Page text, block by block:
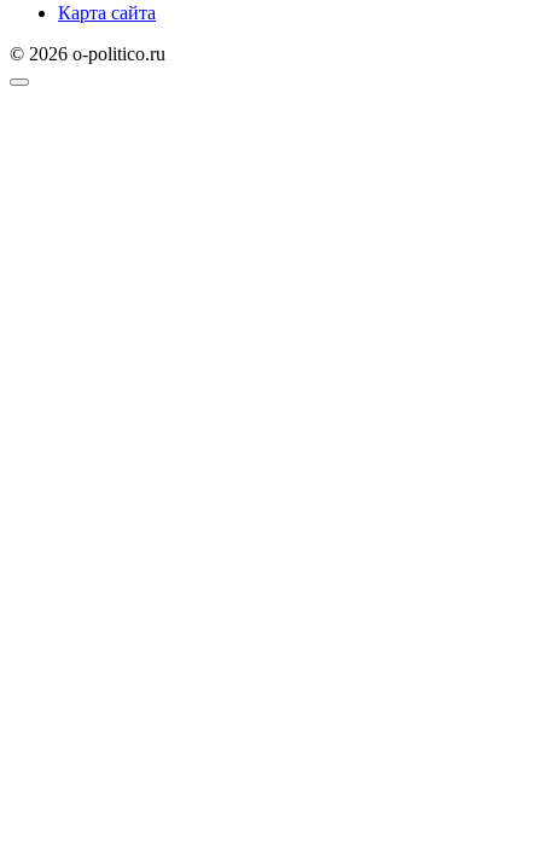
Карта сайта
© 2026 o-politico.ru